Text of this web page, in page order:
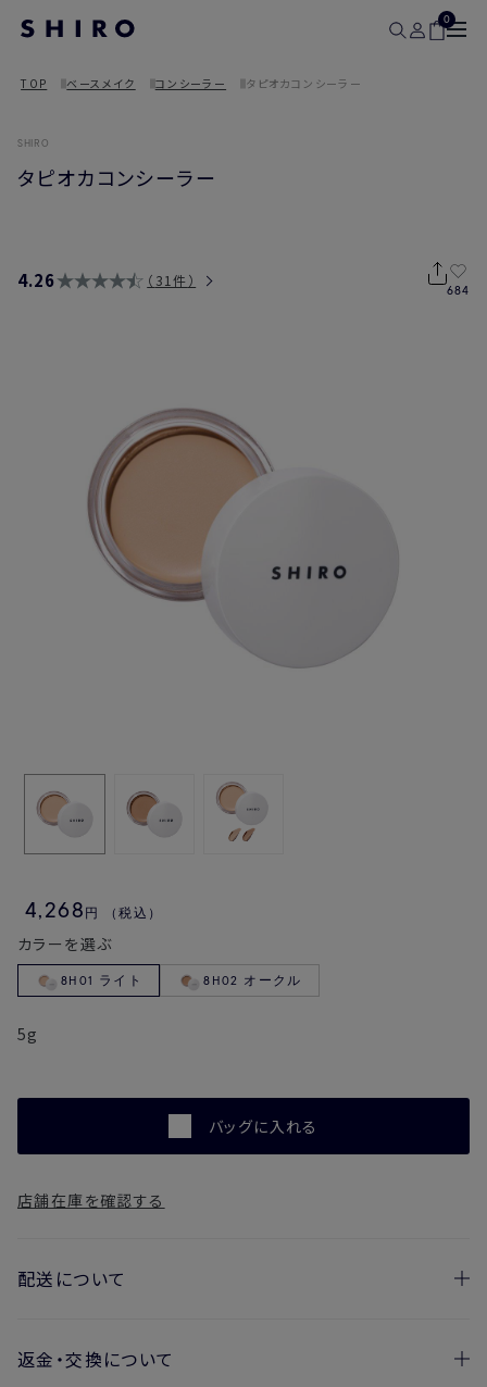
0
TOP ベースメイク コンシーラー タピオカコンシーラー
SHIRO
タピオカコンシーラー
4.26 31件
684
4,268 円 （税込）
カラーを選ぶ
8H01 ライト 8H02 オークル
5g
バッグに入れる
店舗在庫を確認する
配送について
お届け日の目安
返金・交換について